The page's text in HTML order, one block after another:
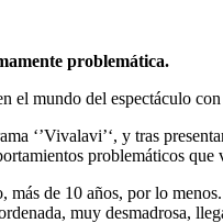
problemática.
el mundo del espectáculo
‘’Vivalavi’‘, y tras
problemáticos
de 10 años, por lo
muy desmadrosa,